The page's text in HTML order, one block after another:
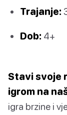
Trajanje:
Dob: 4+
Stavi svoje
igrom na
igra brzine i